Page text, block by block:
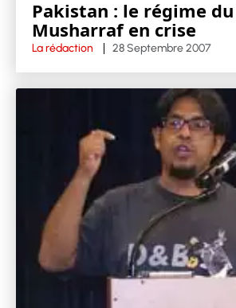
Pakistan : le régime
Musharraf en crise
La rédaction 28 Septembre 2007